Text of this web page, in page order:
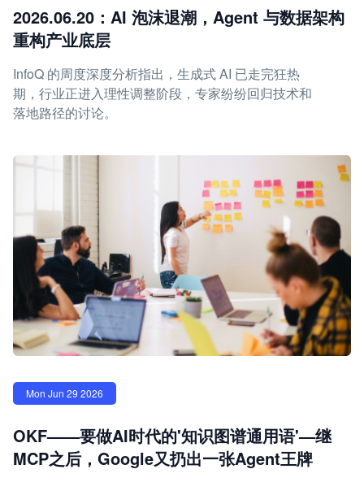
2026.06.20：AI 泡沫退潮，Agent 与数据架构
重构产业底层
InfoQ 的周度深度分析指出，生成式 AI 已走完狂热
期，行业正进入理性调整阶段，专家纷纷回归技术和
落地路径的讨论。
Mon Jun 29 2026
OKF——要做AI时代的'知识图谱通用语'—继
MCP之后，Google又扔出一张Agent王牌